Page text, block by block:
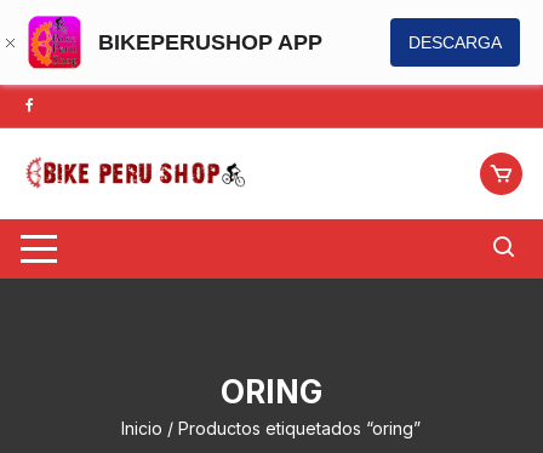
BIKEPERUSHOP APP DESCARGA
Saltar
al
contenido
ORING
Inicio / Productos etiquetados “oring”